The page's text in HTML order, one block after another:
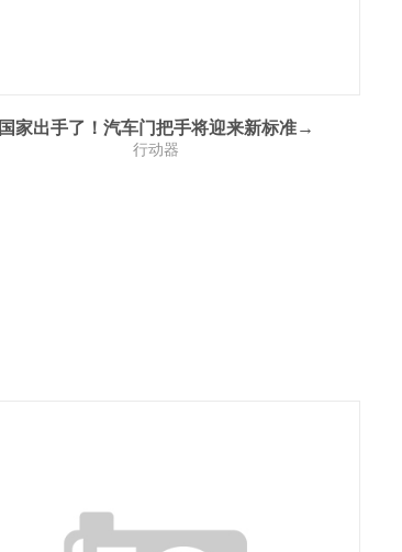
国家出手了！汽车门把手将迎来新标准→
行动器